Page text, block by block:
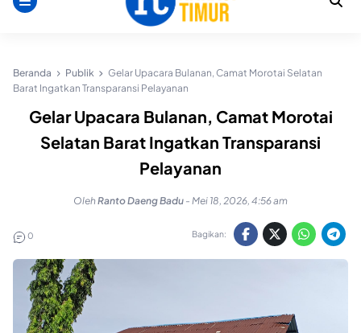
Beranda Publik
Gelar Upacara Bulanan, Camat Morotai Selatan
Barat Ingatkan Transparansi Pelayanan
Gelar Upacara Bulanan, Camat Morotai
Selatan Barat Ingatkan Transparansi
Pelayanan
OlehRanto Daeng Badu - Mei 18, 2026, 4:56 am
0 Bagikan: